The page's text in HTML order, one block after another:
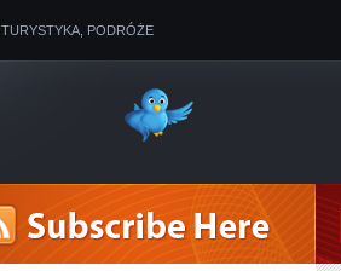
TURYSTYKA, PODRÓŻE